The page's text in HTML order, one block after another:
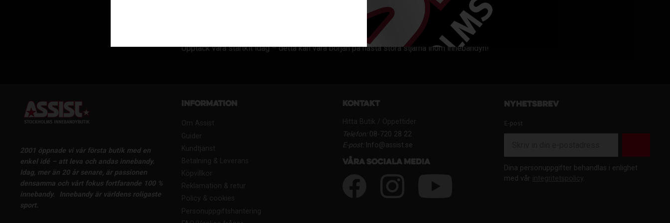
Upptäck våra startkit idag – detta kan vara början på nästa stora stjärna inom innebandyn!
2001 öppnade vi vår första butik med en
enkel idé – att leva och andas innebandy.
Idag, mer än 20 år senare, är passionen
densamma och vårt fokus fortfarande 100 %
innebandy.
Innebandy är världens roligaste
sport.
Information
Om Assist
Guider
Kundtjänst
Betalning & Leverans
Köpvillkor
Reklamation & retur
Policy & cookies
Personuppgiftshantering
Kontakt
Hitta Butik / Öppettider
Telefon:08-720 28 22
E-post:Info@assist.se
Våra sociala media
Nyhetsbrev
E-post
Dina personuppgifter behandlas i enlighet
med vår integritetspolicy